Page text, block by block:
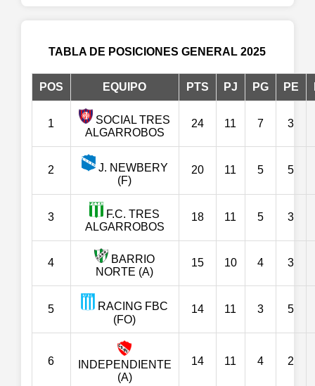
TABLA DE POSICIONES GENERAL 2025
POS EQUIPO PTS PJ PG PE
1
SOCIAL TRES
ALGARROBOS
24 11 7 3
2
J. NEWBERY
(F)
20 11 5 5
3
F.C. TRES
ALGARROBOS
18 11 5 3
4
BARRIO
NORTE (A)
15 10 4 3
5
RACING FBC
(FO)
14 11 3 5
6
INDEPENDIENTE
(A)
14 11 4 2